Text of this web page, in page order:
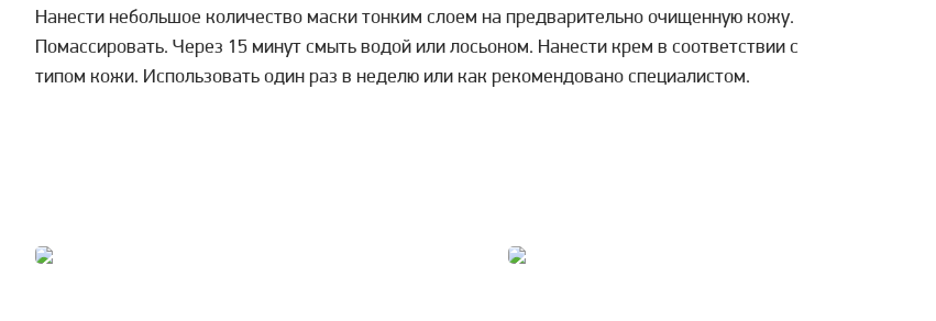
Нанести небольшое количество маски тонким слоем на предварительно очищенную кожу.
Помассировать. Через 15 минут смыть водой или лосьоном. Нанести крем в соответствии с
типом кожи. Использовать один раз в неделю или как рекомендовано специалистом.